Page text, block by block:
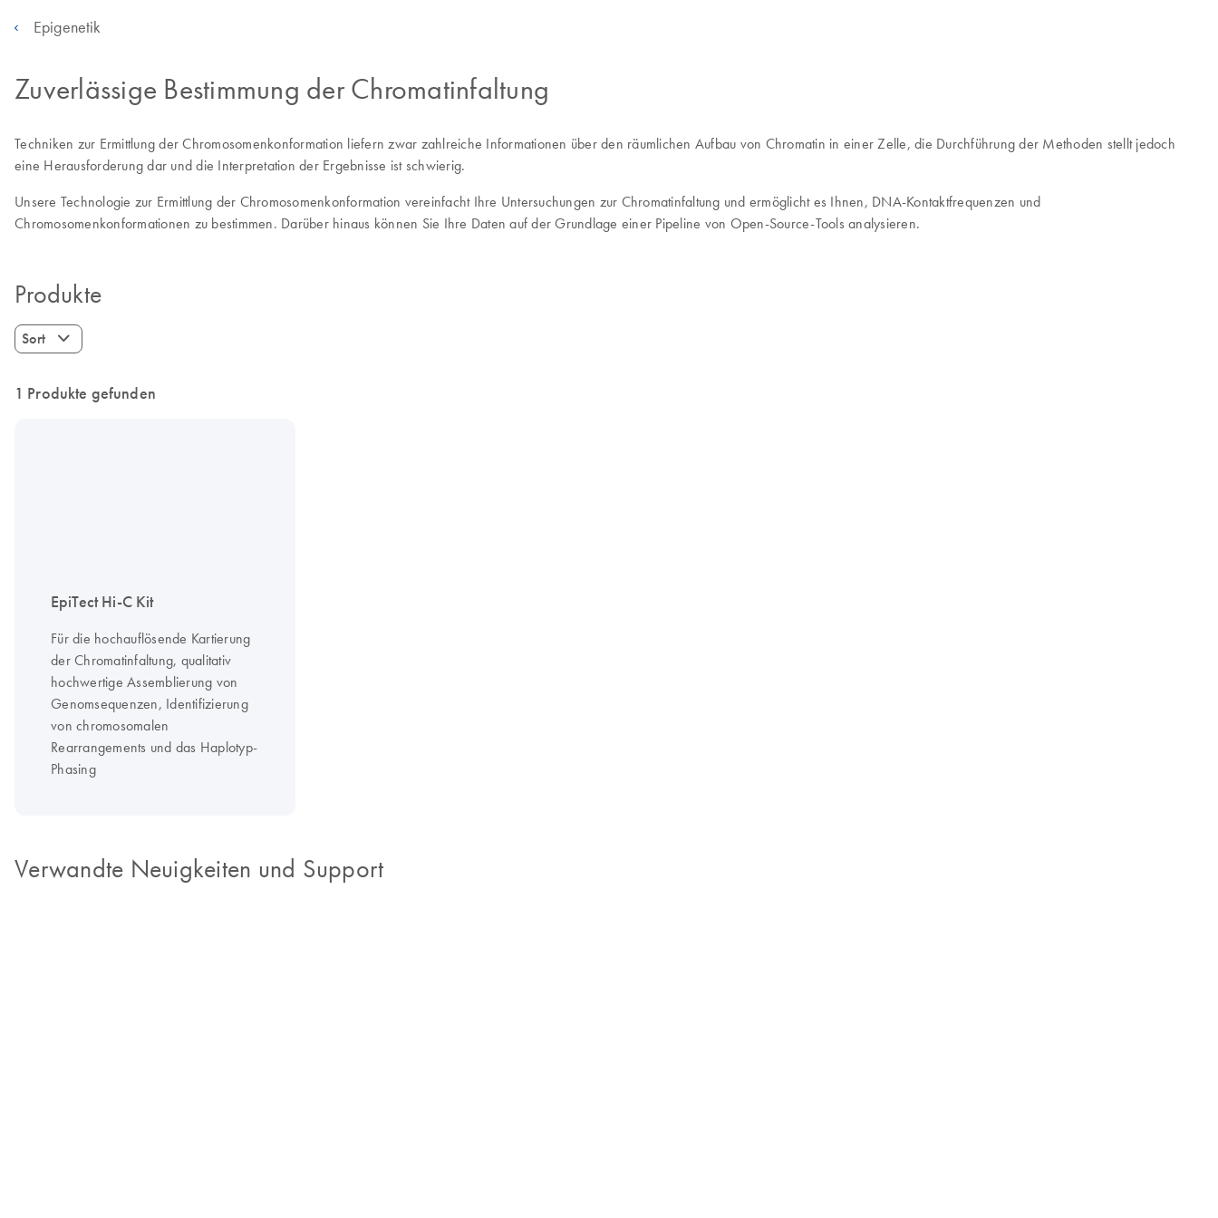
Epigenetik
Zuverlässige Bestimmung der Chromatinfaltung
Techniken zur Ermittlung der Chromosomenkonformation liefern zwar zahlreiche Informationen über den räumlichen Aufbau von Chromatin in einer Zelle, die Durchführung der Methoden stellt jedoch
eine Herausforderung dar und die Interpretation der Ergebnisse ist schwierig.
Unsere Technologie zur Ermittlung der Chromosomenkonformation vereinfacht Ihre Untersuchungen zur Chromatinfaltung und ermöglicht es Ihnen, DNA-Kontaktfrequenzen und
Chromosomenkonformationen zu bestimmen. Darüber hinaus können Sie Ihre Daten auf der Grundlage einer Pipeline von Open-Source-Tools analysieren.
Produkte
Sort
1 Produkte gefunden
EpiTect Hi-C Kit
Für die hochauflösende Kartierung
der Chromatinfaltung, qualitativ
hochwertige Assemblierung von
Genomsequenzen, Identifizierung
von chromosomalen
Rearrangements und das Haplotyp-
Phasing
Verwandte Neuigkeiten und Support